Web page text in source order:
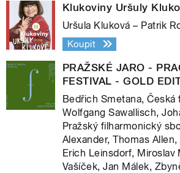
Klukoviny Uršuly
Uršula Kluková – Patrik
Koupit
PRAŽSKÉ JARO -
FESTIVAL - GOLD
Bedřich Smetana, Česká
Wolfgang Sawallisch,
Pražský filharmonický
Alexander, Thomas
Erich Leinsdorf, Miroslav
Vašíček, Jan Málek,